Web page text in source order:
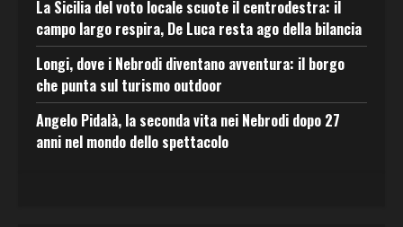
La Sicilia del voto locale scuote il centrodestra: il
campo largo respira, De Luca resta ago della bilancia
Longi, dove i Nebrodi diventano avventura: il borgo
che punta sul turismo outdoor
Angelo Pidalà, la seconda vita nei Nebrodi dopo 27
anni nel mondo dello spettacolo